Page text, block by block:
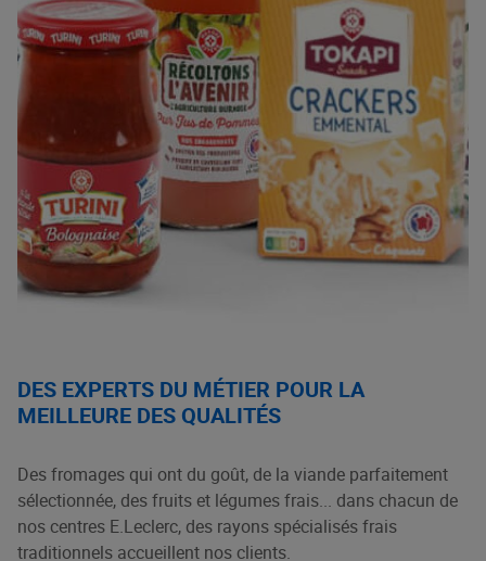
DES EXPERTS DU MÉTIER POUR LA
MEILLEURE DES QUALITÉS
Des fromages qui ont du goût, de la viande parfaitement
sélectionnée, des fruits et légumes frais... dans chacun de
nos centres E.Leclerc, des rayons spécialisés frais
traditionnels accueillent nos clients.